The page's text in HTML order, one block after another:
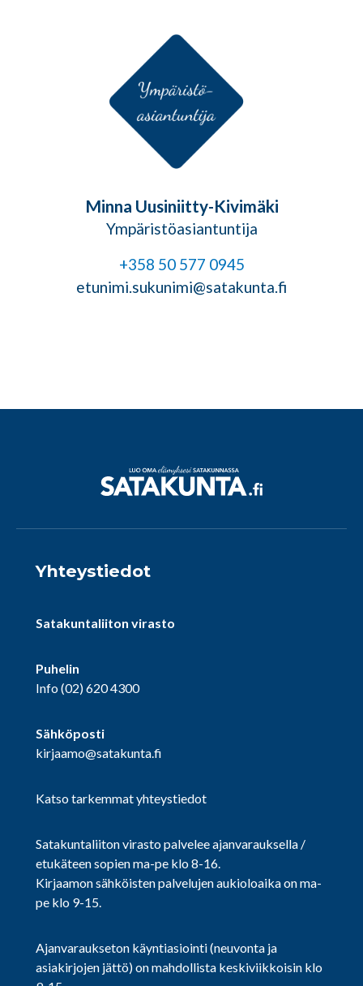
Minna Uusiniitty-Kivimäki
Ympäristöasiantuntija
+358 50 577 0945
etunimi.sukunimi@satakunta.fi
Yhteystiedot
Satakuntaliiton virasto
Puhelin
Info(02) 620 4300
Sähköposti
kirjaamo@satakunta.fi
Katso tarkemmat yhteystiedot
Satakuntaliiton virasto palvelee ajanvarauksella /
etukäteen sopien ma-pe klo 8-16.
Kirjaamon sähköisten palvelujen aukioloaika on ma-
pe klo 9-15.
Ajanvaraukseton käyntiasiointi (neuvonta ja
asiakirjojen jättö) on mahdollista keskiviikkoisin klo